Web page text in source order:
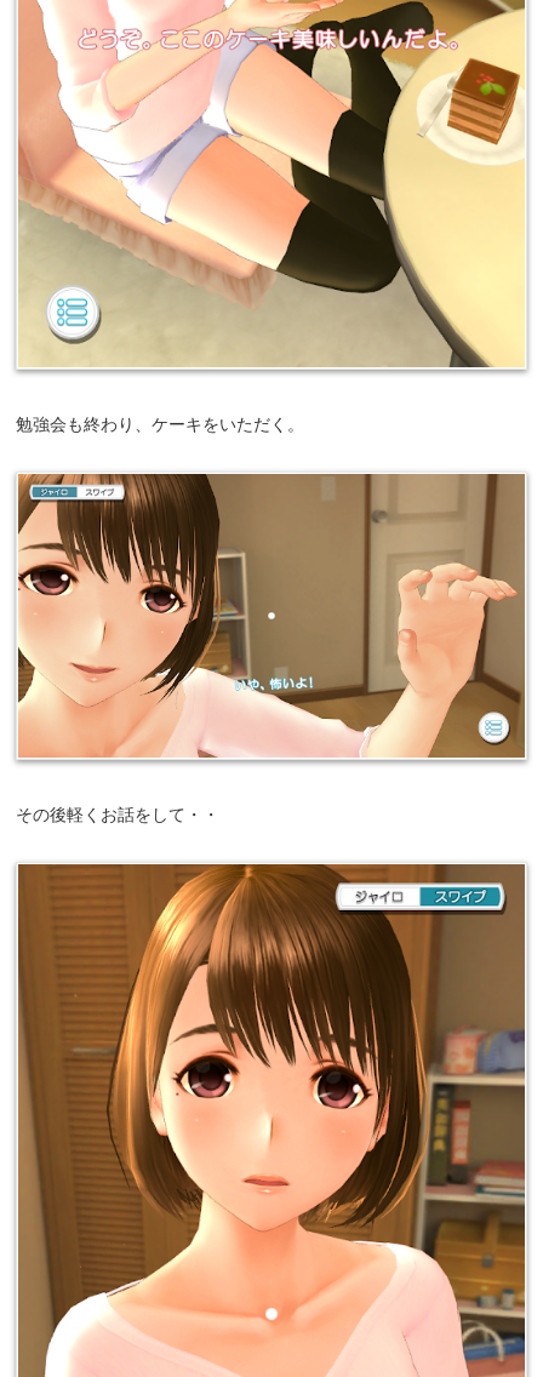
勉強会も終わり、ケーキをいただく。
その後軽くお話をして・・